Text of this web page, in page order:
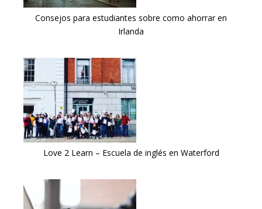
Consejos para estudiantes sobre como ahorrar en
Irlanda
Love 2 Learn – Escuela de inglés en Waterford